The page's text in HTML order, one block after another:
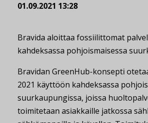
01.09.2021 13:28
Bravida aloittaa fossiilittomat
kahdeksassa pohjoismaisessa
Bravidan GreenHub-konsepti
2021 käyttöön kahdeksassa
suurkaupungissa, joissa
toimitetaan asiakkaille jatkossa